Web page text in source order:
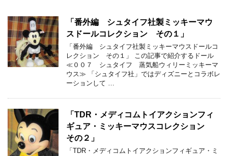
「番外編 シュタイフ社製ミッキーマウ
スドールコレクション その１」
「番外編 シュタイフ社製ミッキーマウスドールコ
レクション その１」 この記事で紹介するドール
≪００７ シュタイフ 蒸気船ウィリーミッキーマ
ウス≫ 「シュタイフ社」ではディズニーとコラボレ
ーションして …
「TDR・メディコムトイアクションフィ
ギュア・ミッキーマウスコレクション
その２」
「TDR・メディコムトイアクションフィギュア・ミ